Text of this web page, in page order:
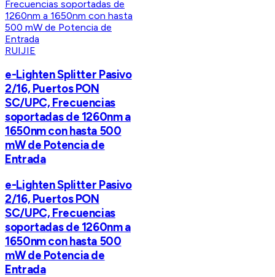
RUIJIE
e-Lighten Splitter Pasivo
2/16, Puertos PON
SC/UPC, Frecuencias
soportadas de 1260nm a
1650nm con hasta 500
mW de Potencia de
Entrada
e-Lighten Splitter Pasivo
2/16, Puertos PON
SC/UPC, Frecuencias
soportadas de 1260nm a
1650nm con hasta 500
mW de Potencia de
Entrada